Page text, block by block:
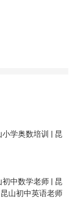
学奥数培训 | 昆
中数学老师 | 昆
山初中英语老师